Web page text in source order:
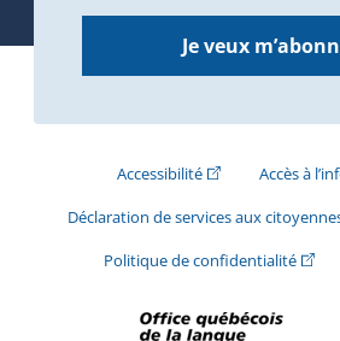
Je veux
Accessibilité(Cet hyperlien
Accès à
Déclaration de services aux
Politique de confidentialité(Cet